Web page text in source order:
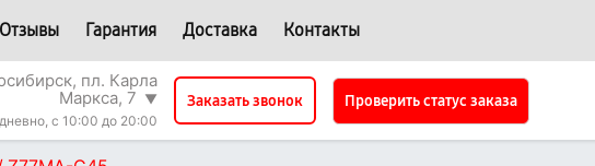
Отзывы Гарантия Доставка Контакты
пл. Карла
Маркса, 7 ▼
с 10:00 до 20:00
Заказать звонок Проверить статус заказа